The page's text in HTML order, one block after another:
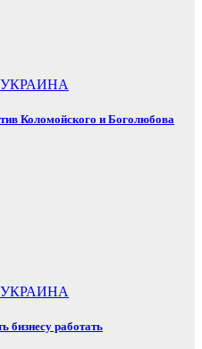
УКРАИНА
Коломойского и Боголюбова
УКРАИНА
бизнесу работать